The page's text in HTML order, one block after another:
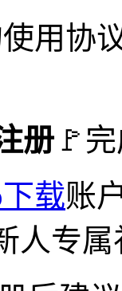
用协
册 🚩
载账
人专